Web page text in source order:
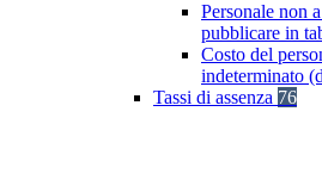
Personale non
pubblicare in
Costo del
indeterminato
Tassi di assenza 76